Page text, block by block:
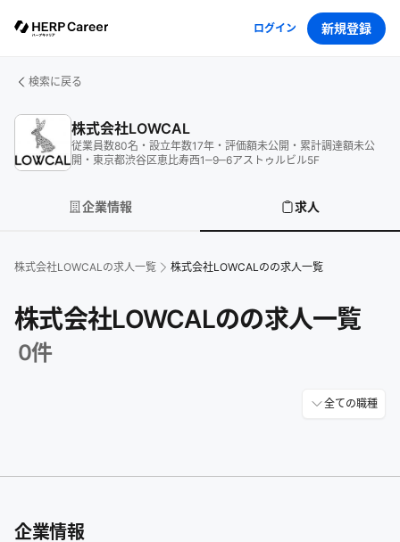
ログイン 新規登録
検索に戻る
株式会社LOWCAL
従業員数80名 ・ 設立年数17年 ・ 評価額未公開 ・ 累計調達額未公
開 ・ 東京都渋谷区恵比寿西1‒9‒6アストゥルビル5F
企業情報 求人
株式会社LOWCALの求人一覧 株式会社LOWCALのの求人一覧
株式会社LOWCALのの求人一覧
0件
全ての職種
企業情報